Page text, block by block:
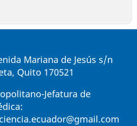
Mariana de Jesús s/n
Quito 170521
Jefatura de